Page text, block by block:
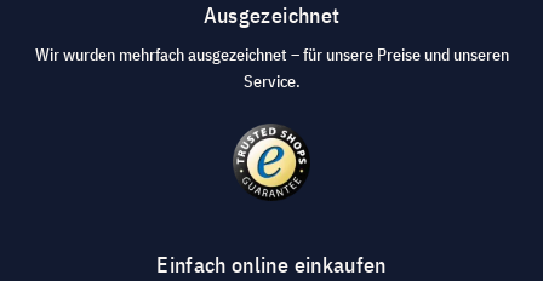
Ausgezeichnet
Wir wurden mehrfach ausgezeichnet – für unsere Preise und unseren
Service.
Einfach online einkaufen